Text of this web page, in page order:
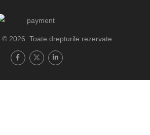
© 2026. Toate drepturile rezervate